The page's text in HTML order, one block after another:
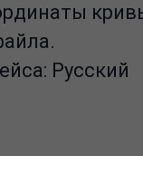
Русский